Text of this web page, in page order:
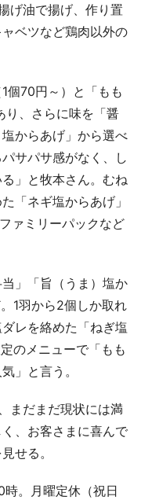
げ油で揚げ、作り置
ベツなど鶏肉以外の
個70円～）と「もも
り、さらに味を「醤
からあげ」から選べ
サパサ感がなく、し
」と牧本さん。むね
「ネギ塩からあげ」
ァミリーパックなど
」「旨（うま）塩か
1羽から2個しか取れ
レを絡めた「ねぎ塩
のメニューで「もも
」と言う。
まだまだ現状には満
、お客さまに喜んで
せる。
。月曜定休（祝日